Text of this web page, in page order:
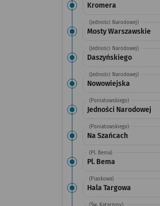
Kromera
(Jedności Narodowej)
Mosty Warszawskie
(Jedności Narodowej)
Daszyńskiego
(Jedności Narodowej)
Nowowiejska
(Poniatowskiego)
Jedności Narodowej
(Poniatowskiego)
Na Szańcach
(Pl. Bema)
Pl. Bema
(Piaskowa)
Hala Targowa